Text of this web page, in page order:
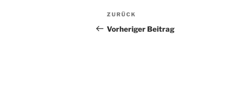
Beitragsnavigation
Vorheriger
Beitrag
ZURÜCK
Vorheriger Beitrag